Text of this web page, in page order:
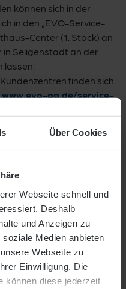
Über Cookies
Webseite schnell und
Deshalb
und Anzeigen zu
Medien anbieten
Webseite zu
Einwilligung. Die
können diese jederzeit
können sich in der
in den „EVO-Service-
Center (1. Stock) an
Seligenstadt an der
finden sich
www.evo-ag.de/service-
ändern möchte, kann
meine-evo-login
angegeben Webadresse
EVO Kundenfragen, die
ag.degestellt